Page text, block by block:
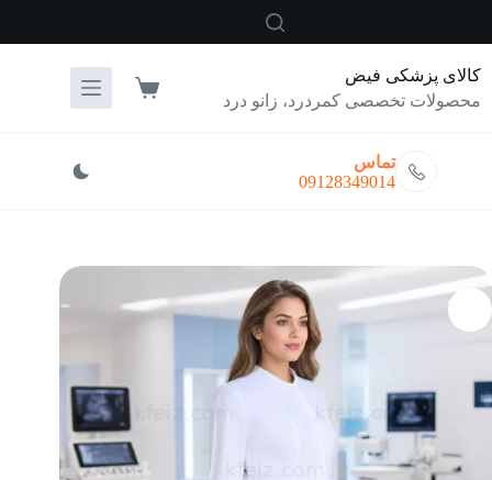
کالای پزشکی فیض
محصولات تخصصی کمردرد، زانو درد
سبد
تماس
09128349014